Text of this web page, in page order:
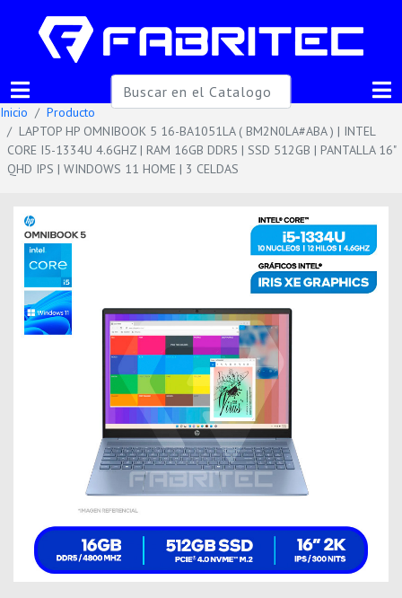
Inicio
Producto
LAPTOP HP OMNIBOOK 5 16-BA1051LA ( BM2N0LA#ABA ) | INTEL
CORE I5-1334U 4.6GHZ | RAM 16GB DDR5 | SSD 512GB | PANTALLA 16"
QHD IPS | WINDOWS 11 HOME | 3 CELDAS